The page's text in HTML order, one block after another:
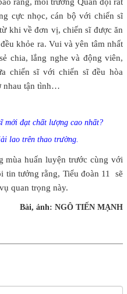
rằng, môi trường Quân đội rất
cực nhọc, cán bộ với chiến sĩ
khi về đơn vị, chiến sĩ được ăn
khỏe ra. Vui và yên tâm nhất
chia, lắng nghe và động viên,
chiến sĩ với chiến sĩ đều hòa
nhau tận tình…
lao trên thao trường.
mùa huấn luyện trước cùng với
tin tưởng rằng, Tiểu đoàn 11 sẽ
quan trọng này.
Bài, ảnh: NGÔ TIẾN MẠNH